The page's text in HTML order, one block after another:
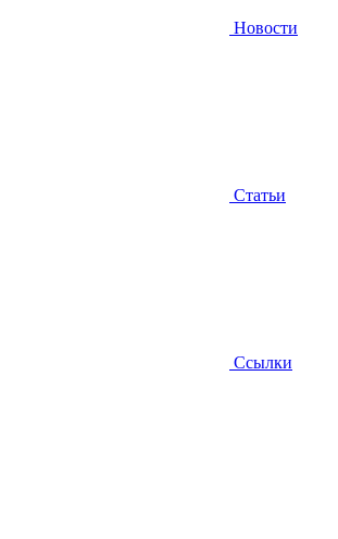
Новости
Статьи
Ссылки